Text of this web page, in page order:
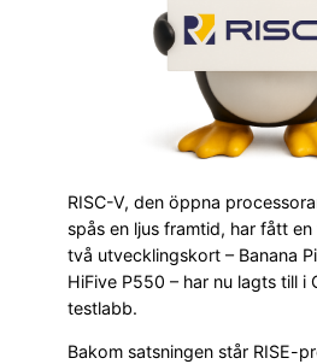
RISC-V, den öppna
spås en ljus framtid, har fått
två utvecklingskort – Banana
HiFive P550 – har nu lagts till i
testlabb.
Bakom satsningen står RISE-